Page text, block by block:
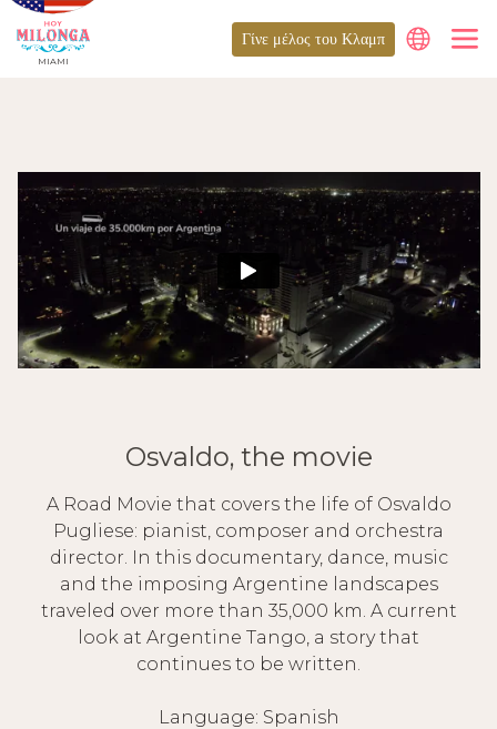
MIAMI
Γίνε μέλος του Κλαμπ
Osvaldo, the movie
A Road Movie that covers the life of Osvaldo
Pugliese: pianist, composer and orchestra
director. In this documentary, dance, music
and the imposing Argentine landscapes
traveled over more than 35,000 km. A current
look at Argentine Tango, a story that
continues to be written.
Language: Spanish